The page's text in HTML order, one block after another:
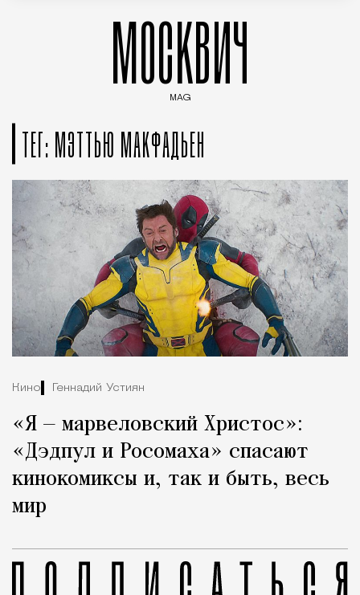
МОСКВИЧ
MAG
ТЕГ: МЭТТЬЮ МАКФАДЬЕН
Кино Геннадий Устиян
«Я — марвеловский Христос»:
«Дэдпул и Росомаха» спасают
кинокомиксы и, так и быть, весь
мир